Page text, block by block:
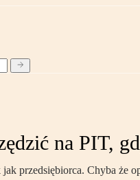
na PIT,
przedsiębiorca. Chyba że